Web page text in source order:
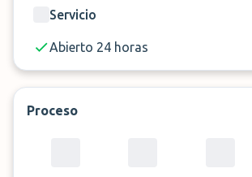
Nota:
El servicio de lanzadera desde el
disponible de 2:00 a 4:00 de la mañana.
Servicio
Abierto 24 horas
Proceso